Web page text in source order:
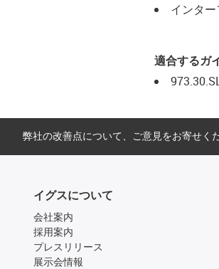
インタ
適合するガ
弊社の改善点について、ご意見をお寄せくだ
イグスについて
会社案内
採用案内
プレスリリース
展示会情報